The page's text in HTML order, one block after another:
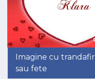
Imagine cu
sau fete